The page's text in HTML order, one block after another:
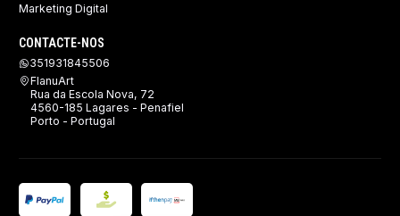
Marketing Digital
CONTACTE-NOS
351931845506
FlanuArt
Rua da Escola Nova, 72
4560-185 Lagares - Penafiel
Porto - Portugal